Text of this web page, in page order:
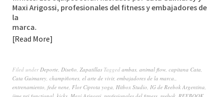
Maxi Arigossi, profesionales del fitness y embajadores de
la
marca.
Read More
Filed under Deporte Diseño Zapatillas Tagged ambas animal flow capitana Cata
Cata Guimarey champiñones el arte de vivir, embajadores de la marca.
entrenamiento fede nene Flor Ciprota yoga Hitbox Studio IG de Reebok Argentina